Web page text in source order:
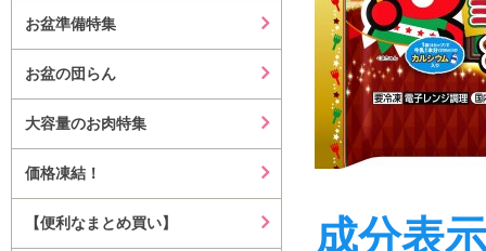
お盆準備特集
お盆の団らん
大容量のお肉特集
価格凍結！
【便利なまとめ買い】
成分表